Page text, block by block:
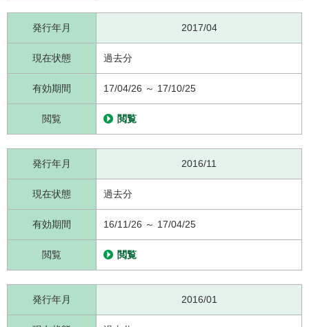
発行年月 2017/04
現在状態 過去分
有効期間 17/04/26 ～ 17/10/25
閲覧 閲覧
発行年月 2016/11
現在状態 過去分
有効期間 16/11/26 ～ 17/04/25
閲覧 閲覧
発行年月 2016/01